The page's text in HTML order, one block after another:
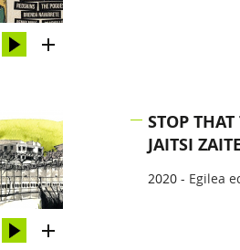
STOP
JAITSI
2020 - Egilea